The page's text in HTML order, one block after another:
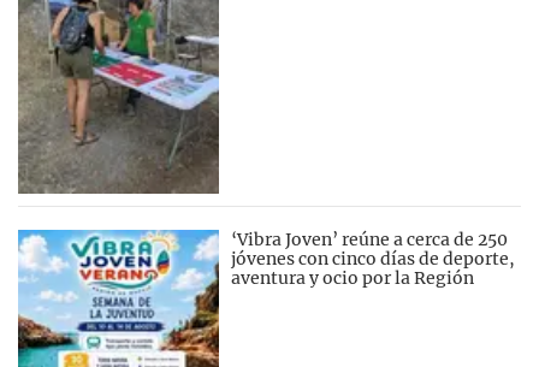
‘Vibra Joven’ reúne a cerca de 250
jóvenes con cinco días de deporte,
aventura y ocio por la Región